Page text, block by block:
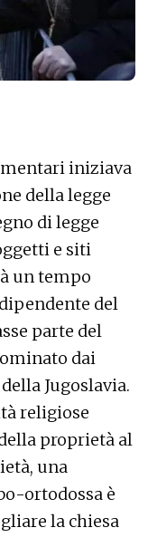
iniziava
della legge
di legge
e siti
un tempo
del
parte del
dai
Jugoslavia.
religiose
proprietà al
una
ortodossa è
la chiesa